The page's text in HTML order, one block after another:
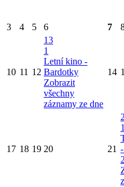
3
4 5 6 7
10 11 12
13
1
Letní kino -
Bardotky
Zobrazit
všechny
záznamy ze dne
14
17 18 19 20 21
1